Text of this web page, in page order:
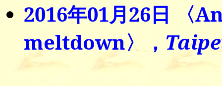
2016年01月26日 〈
meltdown〉，